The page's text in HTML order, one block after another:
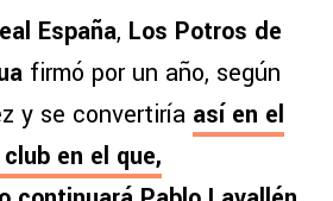
España, Los Potros de
firmó por un año, según
y se convertiría así en el
en el que,